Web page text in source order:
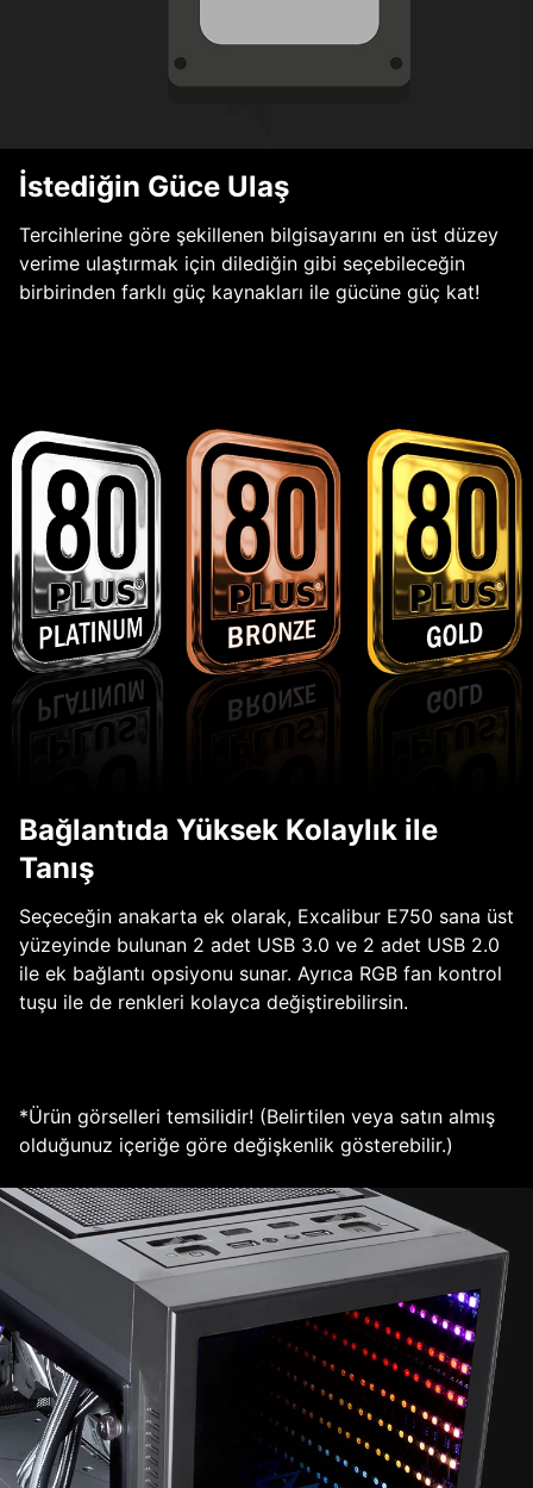
İstediğin Güce Ulaş
Tercihlerine göre şekillenen bilgisayarını en üst düzey
verime ulaştırmak için dilediğin gibi seçebileceğin
birbirinden farklı güç kaynakları ile gücüne güç kat!
Bağlantıda Yüksek Kolaylık ile
Tanış
Seçeceğin anakarta ek olarak, Excalibur E750 sana üst
yüzeyinde bulunan 2 adet USB 3.0 ve 2 adet USB 2.0
ile ek bağlantı opsiyonu sunar. Ayrıca RGB fan kontrol
tuşu ile de renkleri kolayca değiştirebilirsin.
*Ürün görselleri temsilidir! (Belirtilen veya satın almış
olduğunuz içeriğe göre değişkenlik gösterebilir.)